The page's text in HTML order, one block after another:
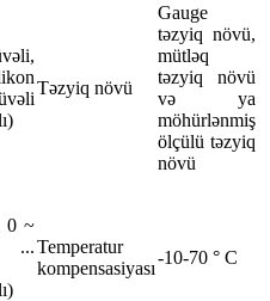
Təzyiq növü
Gauge
təzyiq növü,
mütləq
təzyiq növü
və ya
möhürlənmiş
ölçülü təzyiq
növü
0 ~
...Temperatur
kompensasiyası
-10-70 ° C